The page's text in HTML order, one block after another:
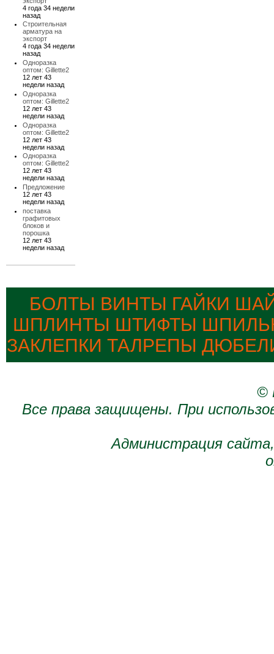
4 года 34 недели
назад
Строительная
арматура на
экспорт
4 года 34 недели
назад
Одноразка
оптом: Gillette2
12 лет 43
недели назад
Одноразка
оптом: Gillette2
12 лет 43
недели назад
Одноразка
оптом: Gillette2
12 лет 43
недели назад
Одноразка
оптом: Gillette2
12 лет 43
недели назад
Предложение
12 лет 43
недели назад
поставка
графитовых
блоков и
порошка
12 лет 43
недели назад
БОЛТЫ ВИНТЫ ГАЙКИ
ШПЛИНТЫ ШТИФТЫ
ЗАКЛЕПКИ ТАЛРЕПЫ
©
Все права защищены. При
Администрация